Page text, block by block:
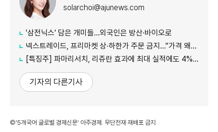
solarchoi@ajunews.com
'삼전닉스' 담은 개미들…외국인은 방산·바이오로
넥스트레이드, 프리마켓 상·하한가 주문 금지…"가격 왜곡 방지"
[특징주] 파마리서치, 리쥬란 효과에 최대 실적에도 4%대 약세
기자의 다른기사
©'5개국어 글로벌 경제신문' 아주경제. 무단전재·재배포 금지